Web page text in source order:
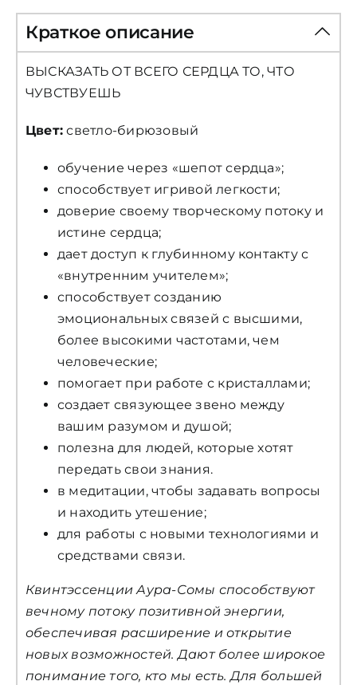
Краткое описание
ВЫСКАЗАТЬ ОТ ВСЕГО СЕРДЦА ТО, ЧТО
ЧУВСТВУЕШЬ
Цвет: светло-бирюзовый
обучение через «шепот сердца»;
способствует игривой легкости;
доверие своему творческому потоку и
истине сердца;
дает доступ к глубинному контакту с
«внутренним учителем»;
способствует созданию
эмоциональных связей с высшими,
более высокими частотами, чем
человеческие;
помогает при работе с кристаллами;
создает связующее звено между
вашим разумом и душой;
полезна для людей, которые хотят
передать свои знания.
в медитации, чтобы задавать вопросы
и находить утешение;
для работы с новыми технологиями и
средствами связи.
Квинтэссенции Аура-Сомы способствуют
вечному потоку позитивной энергии,
обеспечивая расширение и открытие
новых возможностей. Дают более широкое
понимание того, кто мы есть. Для большей